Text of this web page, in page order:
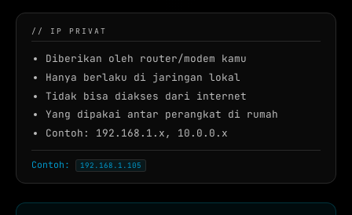
// IP PRIVAT
Diberikan oleh router/modem kamu
Hanya berlaku di jaringan lokal
Tidak bisa diakses dari internet
Yang dipakai antar perangkat di rumah
Contoh: 192.168.1.x, 10.0.0.x
Contoh: 192.168.1.105